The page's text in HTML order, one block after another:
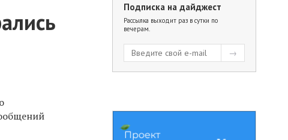
Подписка на дайджест
Рассылка выходит раз в сутки по
вечерам.